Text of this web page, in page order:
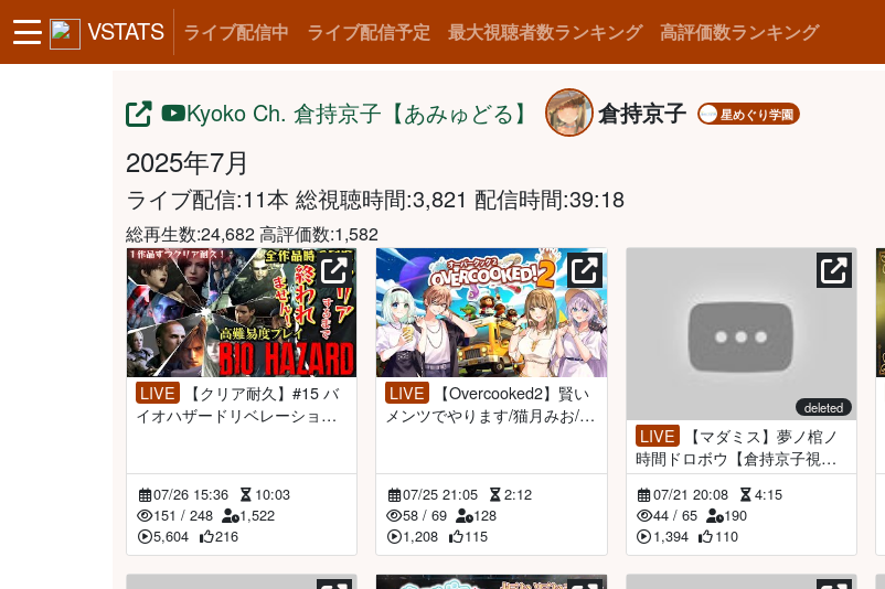
VSTATS ライブ配信中 ライブ配信予定 最大視聴者数ランキング 高評価数ランキング
Kyoko Ch. 倉持京子【あみゅどる】 倉持京子 星めぐり学園
2025年7月
ライブ配信:11本 総視聴時間:3,821 配信時間:39:18
総再生数:24,682 高評価数:1,582
LIVE
イオハザードリベレーション
07/26 15:36
10:03
151 / 248
1,522
5,604
216
LIVE
メンツでやります/猫月みお/瀬
07/25 21:05
2:12
58 /69
128
1,208
115
deleted
LIVE
時間ドロボウ【倉持京子視
点】
07/21 20:08
4:15
44/ 65
190
1,394
110